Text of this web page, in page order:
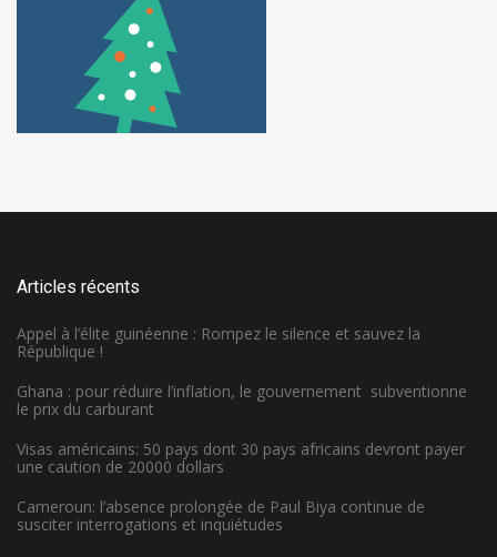
Articles récents
Appel à l’élite guinéenne : Rompez le silence et sauvez la
République !
Ghana : pour réduire l’inflation, le gouvernement subventionne
le prix du carburant
Visas américains: 50 pays dont 30 pays africains devront payer
une caution de 20000 dollars
Cameroun: l’absence prolongée de Paul Biya continue de
susciter interrogations et inquiétudes